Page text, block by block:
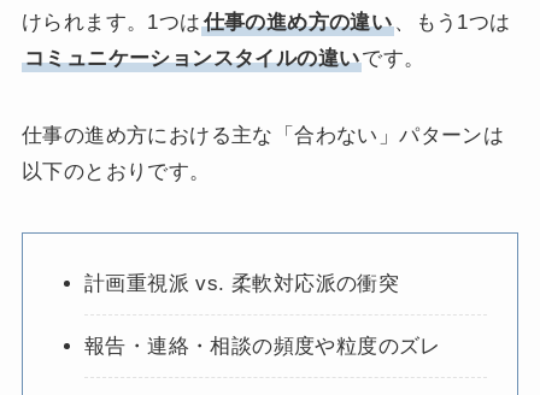
けられます。1つは仕事の進め方の違い 、もう1つは
コミュニケーションスタイルの違いです。
仕事の進め方における主な「合わない」パターンは
以下のとおりです。
計画重視派 vs. 柔軟対応派の衝突
報告・連絡・相談の頻度や粒度のズレ